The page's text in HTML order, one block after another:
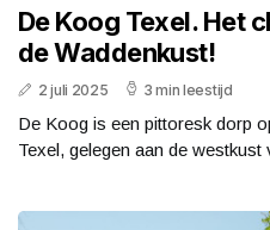
De Koog Texel. Het
de Waddenkust!
2 juli 2025 3 min leestijd
De Koog is een pittoresk dorp
Texel, gelegen aan de westkust